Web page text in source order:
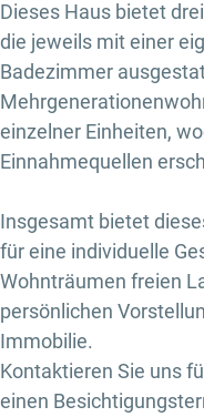
Dieses Haus bietet
die jeweils mit einer
Badezimmer
einzelner Einheiten,
Einnahmequellen
Insgesamt bietet
für eine individuelle
Wohnträumen freien
persönlichen
Immobilie.
Kontaktieren Sie uns
einen